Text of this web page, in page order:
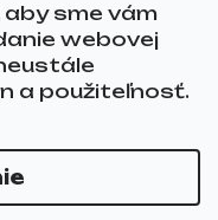
aby sme vám
webovej
a použiteľnosť.